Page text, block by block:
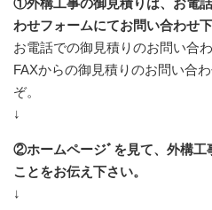
わせフォームにてお問い合わせ下
お電話での御見積りのお問い合
FAXからの御見積りのお問い合
ぞ。
↓
②ホームページﾞを見て、外構工
ことをお伝え下さい。
↓